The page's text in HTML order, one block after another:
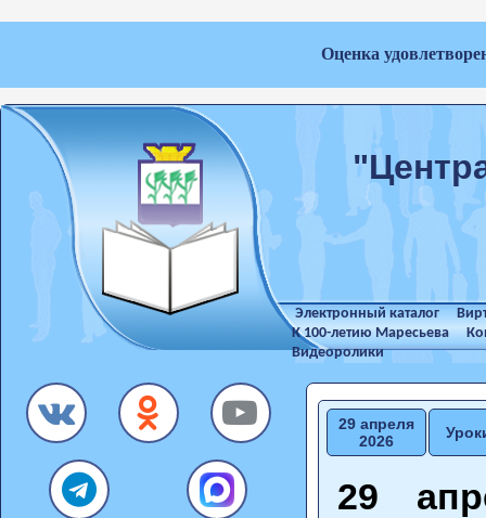
Оценка
Электронный каталог
К 100-летию Маресьева
Видеоролики
29 апреля
2026
29